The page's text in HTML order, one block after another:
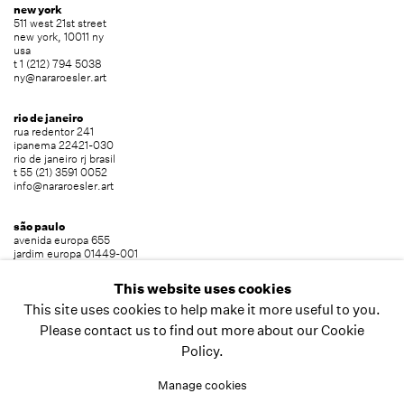
new york
511 west 21st street
new york, 10011 ny
usa
t 1 (212) 794 5038
ny@nararoesler.art
rio de janeiro
rua redentor 241
ipanema 22421-030
rio de janeiro rj brasil
t 55 (21) 3591 0052
info@nararoesler.art
são paulo
avenida europa 655
jardim europa 01449-001
This website uses cookies
This site uses cookies to help make it more useful to you.
Please contact us to find out more about our Cookie
Policy.
Manage cookies